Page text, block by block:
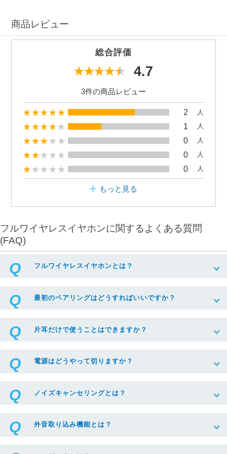
商品レビュー
総合評価
4.7
3件の商品レビュー
2 人
1 人
0 人
0 人
0 人
もっと見る
フルワイヤレスイヤホンに関するよくある質問
(FAQ)
フルワイヤレスイヤホンとは？
最初のペアリングはどうすればいいですか？
片耳だけで使うことはできますか？
電源はどうやって切りますか？
ノイズキャンセリングとは？
外音取り込み機能とは？